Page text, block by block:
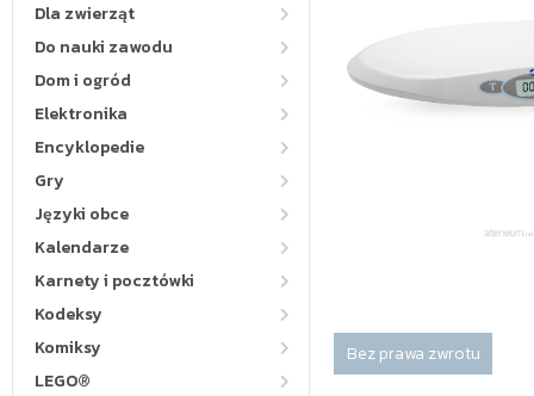
Dla zwierząt
Do nauki zawodu
Dom i ogród
Elektronika
Encyklopedie
Gry
Języki obce
Kalendarze
Karnety i pocztówki
Kodeksy
Komiksy
LEGO®
Bez prawa zwrotu